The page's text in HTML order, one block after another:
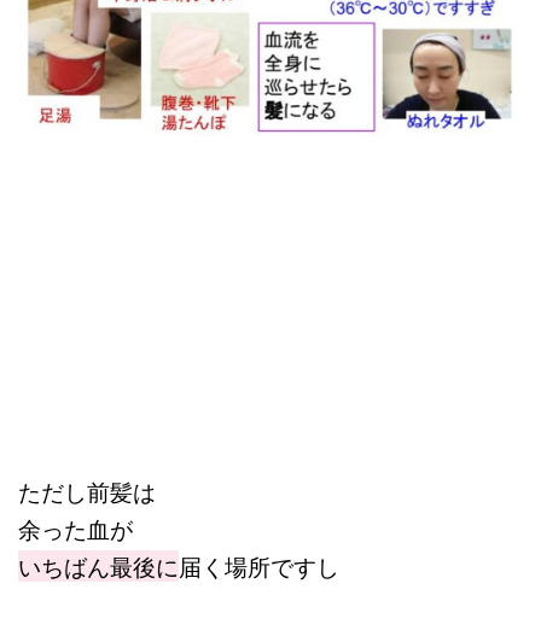
ただし前髪は
余った血が
いちばん最後に届く場所ですし